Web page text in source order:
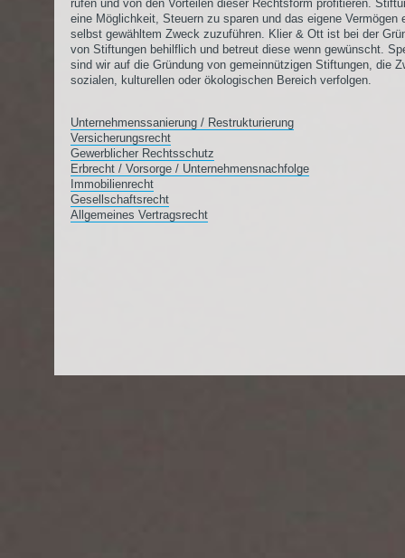
rufen und von den Vorteilen dieser Rechtsform profitieren.
eine Möglichkeit, Steuern zu sparen und das eigene Vermögen
selbst gewähltem Zweck zuzuführen. Klier & Ott ist bei der
von Stiftungen behilflich und betreut diese wenn gewünscht.
sind wir auf die Gründung von gemeinnützigen Stiftungen, die
sozialen, kulturellen oder ökologischen Bereich verfolgen.
Unternehmenssanierung / Restrukturierung
Versicherungsrecht
Gewerblicher Rechtsschutz
Erbrecht / Vorsorge / Unternehmensnachfolge
Immobilienrecht
Gesellschaftsrecht
Allgemeines Vertragsrecht